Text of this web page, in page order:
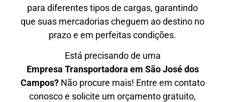
para diferentes tipos de cargas, garantindo
que suas mercadorias cheguem ao destino no
prazo e em perfeitas condições.
Está precisando de uma
Empresa Transportadora em São José dos
Campos?Não procure mais! Entre em contato
conosco e solicite um orçamento gratuito,